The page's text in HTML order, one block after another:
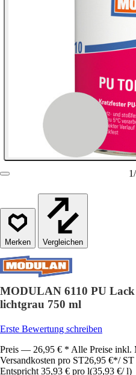
1/
Vergleichen
MODULAN 6110 PU
lichtgrau 750 ml
Erste Bewertung schreiben
Preis — 26,95 € * Alle Preise inkl.
Versandkosten pro ST26,95 €*/ ST
Entspricht 35,93 € pro l(35,93 €/ l)